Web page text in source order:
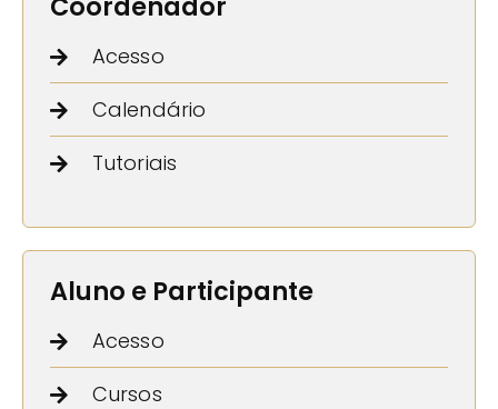
Acesso
Calendário
Tutoriais
Aluno e Participante
Acesso
Cursos